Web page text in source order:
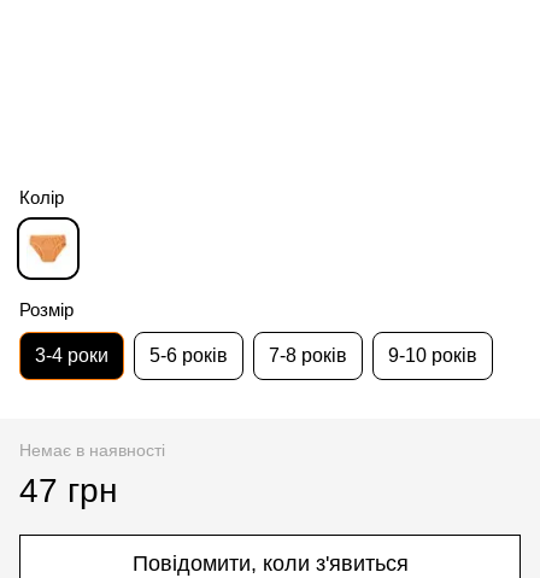
Колір
Розмір
3-4 роки 5-6 років 7-8 років 9-10 років
Немає в наявності
47 грн
Повідомити, коли з'явиться